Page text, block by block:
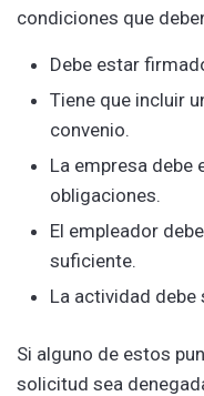
condiciones que
Debe estar
Tiene que incluir
convenio.
La empresa debe
obligaciones.
El empleador
suficiente.
La actividad debe
Si alguno de estos
solicitud sea